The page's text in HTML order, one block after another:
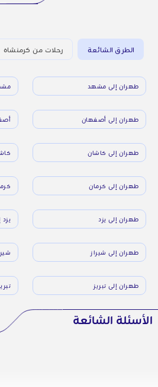
الطرق الشائعة رحلات من كرمنشاه
طهران إلى مشهد
طهران إلى أصفهان
طهران إلى كاشان
طهران إلى كرمان
طهران إلى يزد
طهران إلى شيراز
طهران إلى تبريز
الأسئلة الشائعة